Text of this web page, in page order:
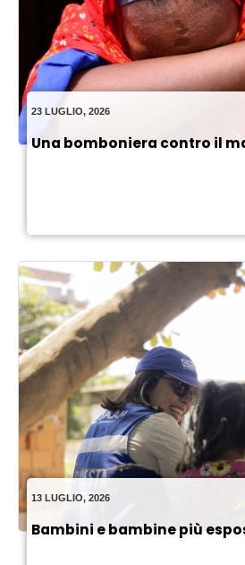
23 LUGLIO, 2026
Una bomboniera contro il
13 LUGLIO, 2026
Bambini e bambine più